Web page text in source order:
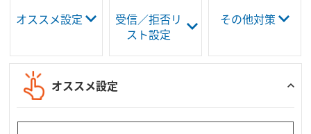
オススメ設定
受信／拒否リ
スト設定
その他対策
オススメ設定